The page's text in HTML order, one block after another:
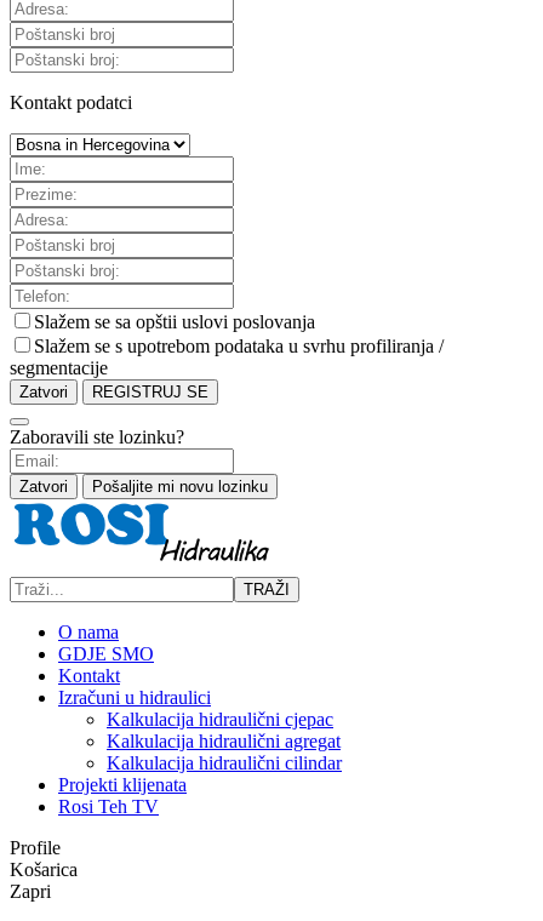
Kontakt podatci
Slažem se sa opštii uslovi poslovanja
Slažem se s upotrebom podataka u svrhu profiliranja /
segmentacije
Zatvori REGISTRUJ SE
Zaboravili ste lozinku?
Zatvori Pošaljite mi novu lozinku
TRAŽI
O nama
GDJE SMO
Kontakt
Izračuni u hidraulici
Kalkulacija hidraulični cjepac
Kalkulacija hidraulični agregat
Kalkulacija hidraulični cilindar
Projekti klijenata
Rosi Teh TV
Profile
Košarica
Zapri